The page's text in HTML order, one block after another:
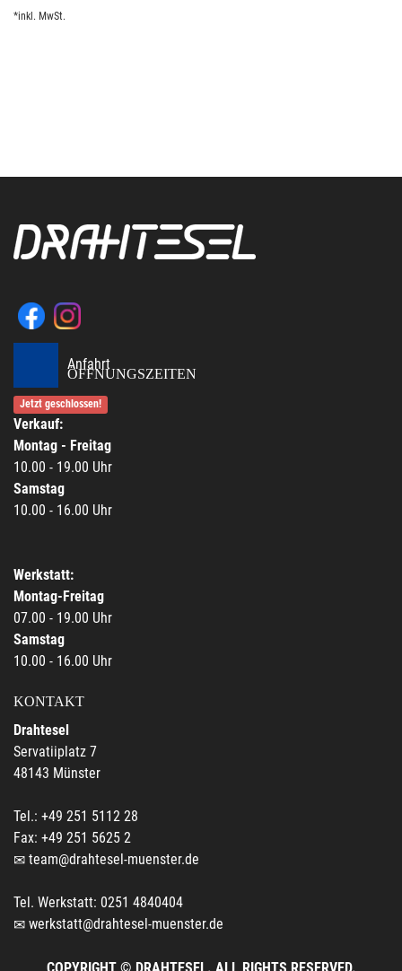
*inkl. MwSt.
Anfahrt
ÖFFNUNGSZEITEN
Jetzt geschlossen!
Verkauf:
Montag - Freitag
10.00 - 19.00 Uhr
Samstag
10.00 - 16.00 Uhr
Werkstatt:
Montag-Freitag
07.00 - 19.00 Uhr
Samstag
10.00 - 16.00 Uhr
KONTAKT
Drahtesel
Servatiiplatz 7
48143 Münster
Tel.: +49 251 5112 28
Fax: +49 251 5625 2
team@drahtesel-muenster.de
Tel. Werkstatt: 0251 4840404
werkstatt@drahtesel-muenster.de